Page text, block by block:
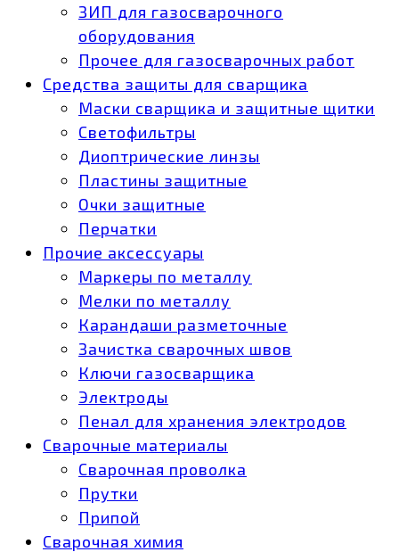
ЗИП для газосварочного
оборудования
Прочее для газосварочных работ
Средства защиты для сварщика
Маски сварщика и защитные щитки
Светофильтры
Диоптрические линзы
Пластины защитные
Очки защитные
Перчатки
Прочие аксессуары
Маркеры по металлу
Мелки по металлу
Карандаши разметочные
Зачистка сварочных швов
Ключи газосварщика
Электроды
Пенал для хранения электродов
Сварочные материалы
Сварочная проволка
Прутки
Припой
Сварочная химия